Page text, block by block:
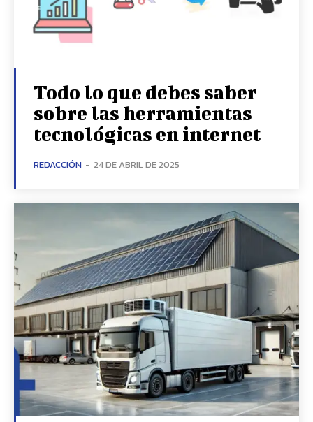
Todo lo que debes saber
sobre las herramientas
tecnológicas en internet
REDACCIÓN - 24 DE ABRIL DE 2025